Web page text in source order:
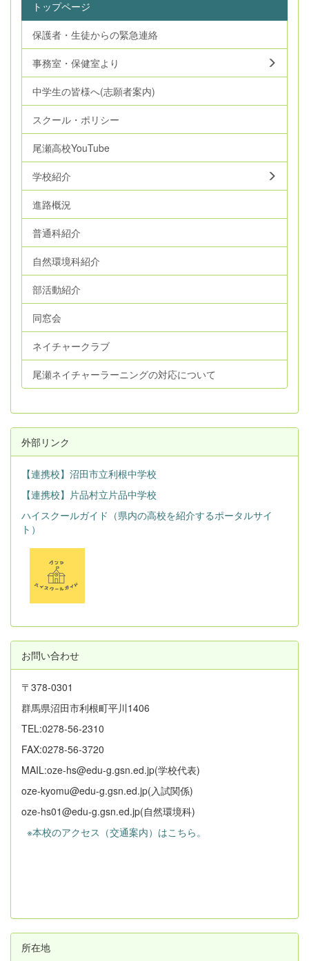
トップページ
保護者・生徒からの緊急連絡
事務室・保健室より
中学生の皆様へ(志願者案内)
スクール・ポリシー
尾瀬高校YouTube
学校紹介
進路概況
普通科紹介
自然環境科紹介
部活動紹介
同窓会
ネイチャークラブ
尾瀬ネイチャーラーニングの対応について
外部リンク
【連携校】沼田市立利根中学校
【連携校】片品村立片品中学校
ハイスクールガイド（県内の高校を紹介するポータルサイ
ト）
お問い合わせ
〒378-0301
群馬県沼田市利根町平川1406
TEL:0278-56-2310
FAX:0278-56-3720
MAIL:oze-hs@edu-g.gsn.ed.jp(学校代表)
oze-kyomu@edu-g.gsn.ed.jp(入試関係)
oze-hs01@edu-g.gsn.ed.jp(自然環境科)
※本校のアクセス（交通案内）はこちら。
所在地